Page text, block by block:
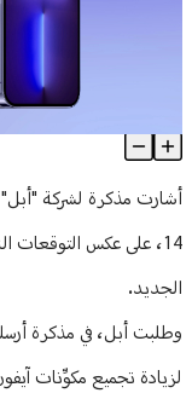
منوعات
"أبل" تُبطئ إنتاجها من هواتف
Article Content
أشارت مذكرة لشركة "أبل"
14، على عكس التوقعات
الجديد.
وطلبت أبل، في مذكرة